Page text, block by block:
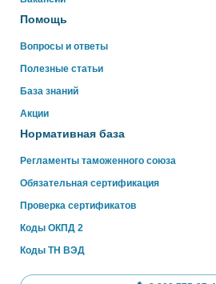
Помощь
Вопросы и ответы
Полезные статьи
База знаний
Акции
Нормативная база
Регламенты таможенного союза
Обязательная сертификация
Проверка сертификатов
Коды ОКПД 2
Коды ТН ВЭД